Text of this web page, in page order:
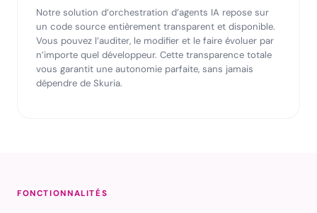
Notre solution d’orchestration d’agents IA repose sur
un code source entièrement transparent et disponible.
Vous pouvez l’auditer, le modifier et le faire évoluer par
n’importe quel développeur. Cette transparence totale
vous garantit une autonomie parfaite, sans jamais
dépendre de Skuria.
FONCTIONNALITÉS